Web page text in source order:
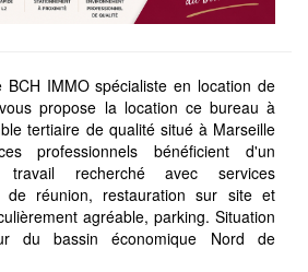
BCH IMMO spécialiste en location de
propose la location ce bureau à
tertiaire de qualité situé à Marseille
professionnels bénéficient d'un
travail recherché avec services
de réunion, restauration sur site et
agréable, parking. Situation
du bassin économique Nord de